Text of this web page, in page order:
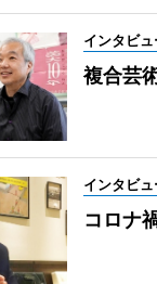
インタビュ
複合芸
インタビュ
コロナ